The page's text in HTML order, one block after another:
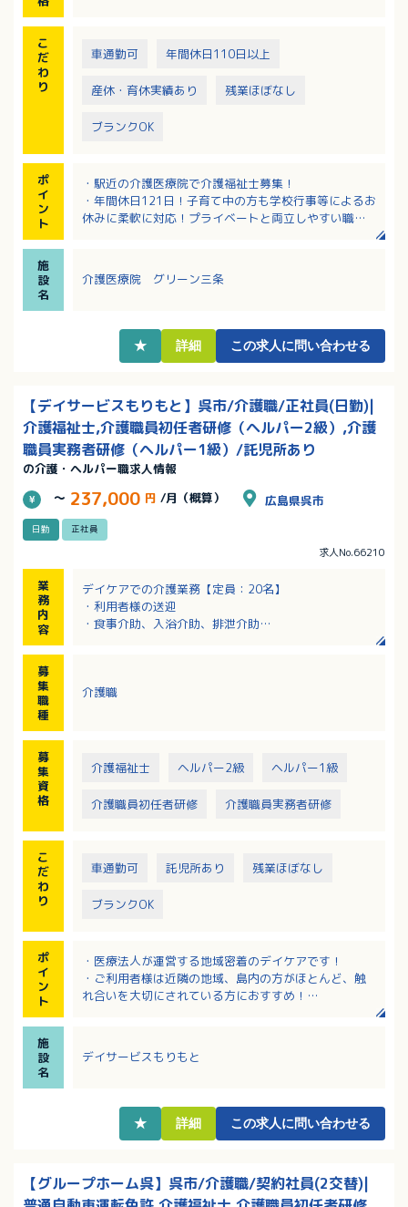
こ
だ
わ
り
車通勤可 年間休日110日以上
産休・育休実績あり 残業ほぼなし
ブランクOK
ポ
イ
ン
ト
・駅近の介護医療院で介護福祉士募集！
・年間休日121日！子育て中の方も学校行事等によるお
休みに柔軟に対応！プライベートと両立しやすい職場
丁寧なサポートあり！ブランクがある方もご相談くだ
さい
・夜勤は5名体制で安心！夜勤勤務が今は難しいという
方もご応募OK！
施
設
名
介護医療院 グリーン三条
★ 詳細 この求人に問い合わせる
【デイサービスもりもと】呉市/介護職/正社員(日勤)|
介護福祉士,介護職員初任者研修（ヘルパー2級）,介護
職員実務者研修（ヘルパー1級）/託児所あり
の介護・ヘルパー職求人情報
～ 237,000 円 /月（概算） 広島県呉市
日勤 正社員
求人No.66210
業
務
内
容
デイケアでの介護業務【定員：20名】
・利用者様の送迎
・食事介助、入浴介助、排泄介助
送迎範囲：音戸町内、倉橋町内
募
集
職
種
介護職
募
集
資
格
介護福祉士 ヘルパー2級 ヘルパー1級
介護職員初任者研修 介護職員実務者研修
こ
だ
わ
り
車通勤可 託児所あり 残業ほぼなし
ブランクOK
ポ
イ
ン
ト
・医療法人が運営する地域密着のデイケアです！
・ご利用者様は近隣の地域、島内の方がほとんど、触
れ合いを大切にされている方におすすめ！
・年齢不問、40代～60代のスタッフが活躍中！長く働
けます！
施
設
名
デイサービスもりもと
★ 詳細 この求人に問い合わせる
【グループホーム呉】呉市/介護職/契約社員(2交替)|